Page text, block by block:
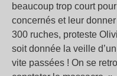
beaucoup trop court
concernés et leur
300 ruches, proteste
soit donnée la veille
vite passées ! On se